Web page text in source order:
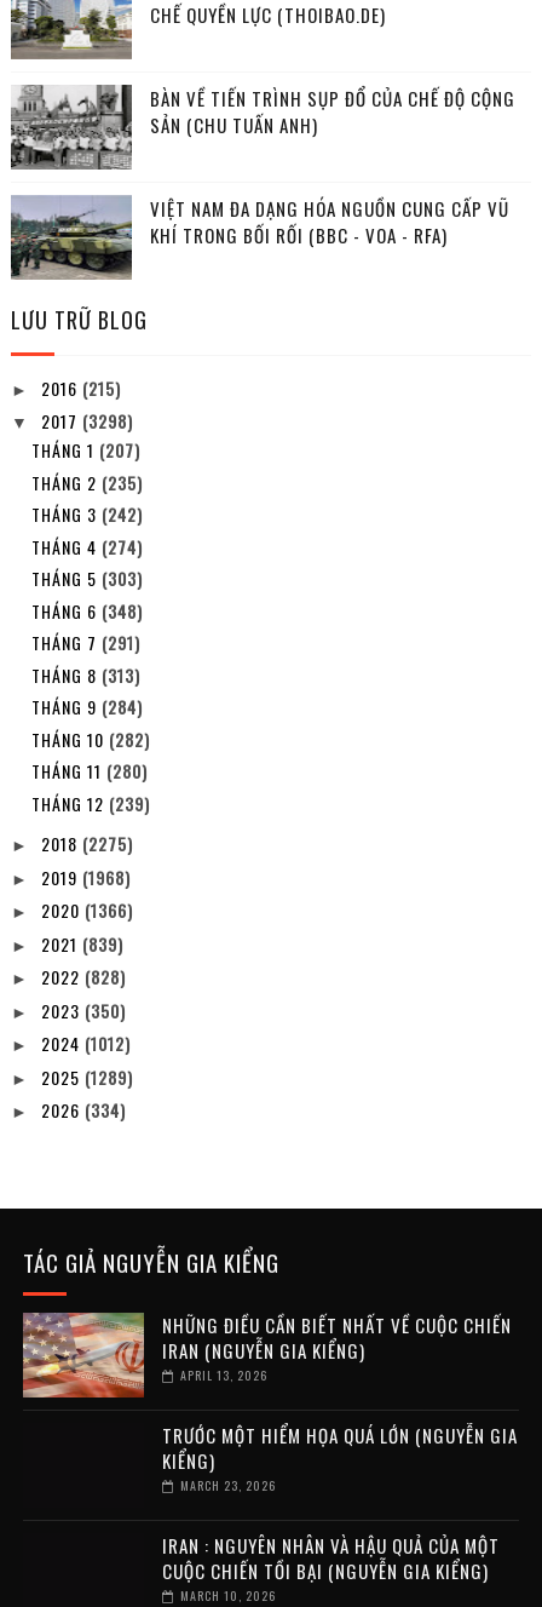
CHẾ QUYỀN LỰC (THOIBAO.DE)
BÀN VỀ TIẾN TRÌNH SỤP ĐỔ CỦA CHẾ ĐỘ CỘNG
SẢN (CHU TUẤN ANH)
VIỆT NAM ĐA DẠNG HÓA NGUỒN CUNG CẤP VŨ
KHÍ TRONG BỐI RỐI (BBC - VOA - RFA)
LƯU TRỮ BLOG
► 2016 (215)
▼ 2017 (3298)
THÁNG 1 (207)
THÁNG 2 (235)
THÁNG 3 (242)
THÁNG 4 (274)
THÁNG 5 (303)
THÁNG 6 (348)
THÁNG 7 (291)
THÁNG 8 (313)
THÁNG 9 (284)
THÁNG 10 (282)
THÁNG 11 (280)
THÁNG 12 (239)
► 2018 (2275)
► 2019 (1968)
► 2020 (1366)
► 2021 (839)
► 2022 (828)
► 2023 (350)
► 2024 (1012)
► 2025 (1289)
► 2026 (334)
TÁC GIẢ NGUYỄN GIA KIỂNG
NHỮNG ĐIỀU CẦN BIẾT NHẤT VỀ CUỘC CHIẾN
IRAN (NGUYỄN GIA KIỂNG)
APRIL 13, 2026
TRƯỚC MỘT HIỂM HỌA QUÁ LỚN (NGUYỄN GIA
KIỂNG)
MARCH 23, 2026
IRAN : NGUYÊN NHÂN VÀ HẬU QUẢ CỦA MỘT
CUỘC CHIẾN TỒI BẠI (NGUYỄN GIA KIỂNG)
MARCH 10, 2026